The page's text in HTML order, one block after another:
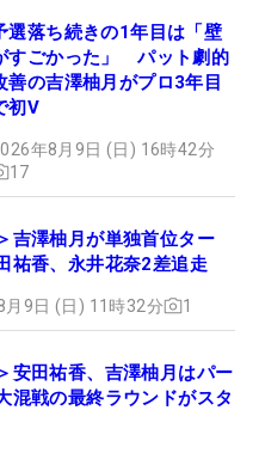
選落ち続きの1年目は「壁
すごかった」 パット劇的
善の吉澤柚月がプロ3年目
初V
年8月9日 (日) 16時42分
17
吉澤柚月が単独首位ター
香、永井花奈2差追走
月9日 (日) 11時32分 1
安田祐香、吉澤柚月はパー
戦の最終ラウンドがスタ